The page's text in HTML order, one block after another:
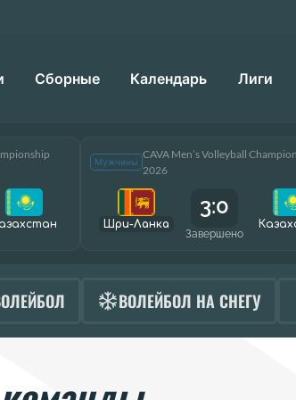
Сборные Календарь Лиги
Мужчины
CAVA Men’s Volleyball
2026
Шри-Ланка
3:0
Завершено
ВОЛЕЙБОЛ НА СНЕГУ